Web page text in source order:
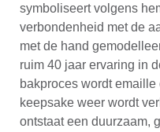
symboliseert volgens
verbondenheid met de
met de hand
ruim 40 jaar ervaring in
bakproces wordt
keepsake weer wordt
ontstaat een duurzaam,